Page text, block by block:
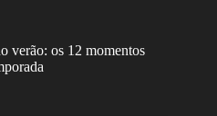
verão: os 12 momentos